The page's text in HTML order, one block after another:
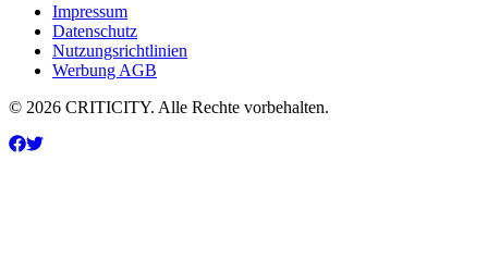
Impressum
Datenschutz
Nutzungsrichtlinien
Werbung AGB
© 2026 CRITICITY. Alle Rechte vorbehalten.